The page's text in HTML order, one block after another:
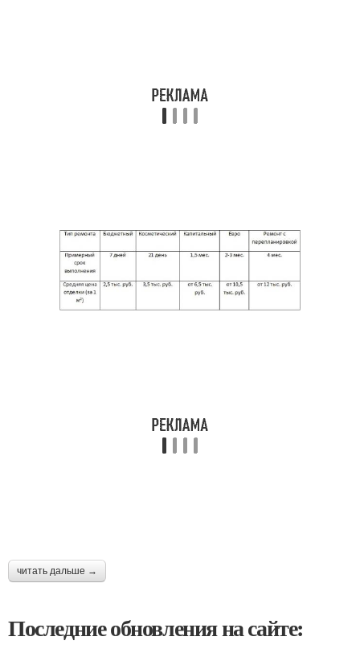
читать дальше →
Последние обновления на сайте: